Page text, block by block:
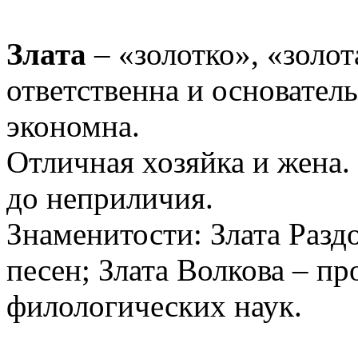
Злата – «золотко»,
ответственна и
экономна.
Отличная хозяйка и жена.
до неприличия.
Знаменитости: Злата
песен; Злата Волкова –
филологических наук.